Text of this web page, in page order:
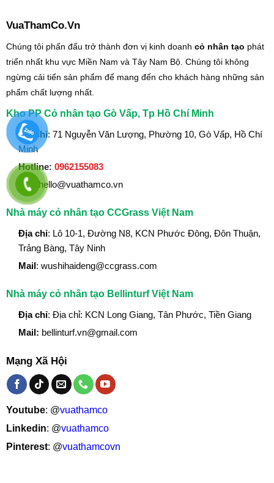
VuaThamCo.Vn
Chúng tôi phấn đấu trở thành đơn vị kinh doanh cỏ nhân tạo phát
triển nhất khu vực Miền Nam và Tây Nam Bộ. Chúng tôi không
ngừng cải tiến sản phẩm để mang đến cho khách hàng những sản
phẩm chất lượng nhất.
Kho PP Cỏ nhân tạo Gò Vấp, Tp Hồ Chí Minh
Địa chỉ: 71 Nguyễn Văn Lượng, Phường 10, Gò Vấp, Hồ Chí
Minh
Hotline: 0962155083
Mail
:hello@vuathamco.vn
Nhà máy cỏ nhân tạo CCGrass Việt Nam
Địa chỉ: Lô 10-1, Đường N8, KCN Phước Đông, Đôn Thuận,
Trảng Bàng, Tây Ninh
Mail: wushihaideng@ccgrass.com
Nhà máy cỏ nhân tạo Bellinturf Việt Nam
Địa chỉ: Địa chỉ: KCN Long Giang, Tân Phước, Tiền Giang
Mail: bellinturf.vn@gmail.com
Mạng Xã Hội
Youtube: @vuathamco
Linkedin: @vuathamco
Pinterest: @vuathamcovn